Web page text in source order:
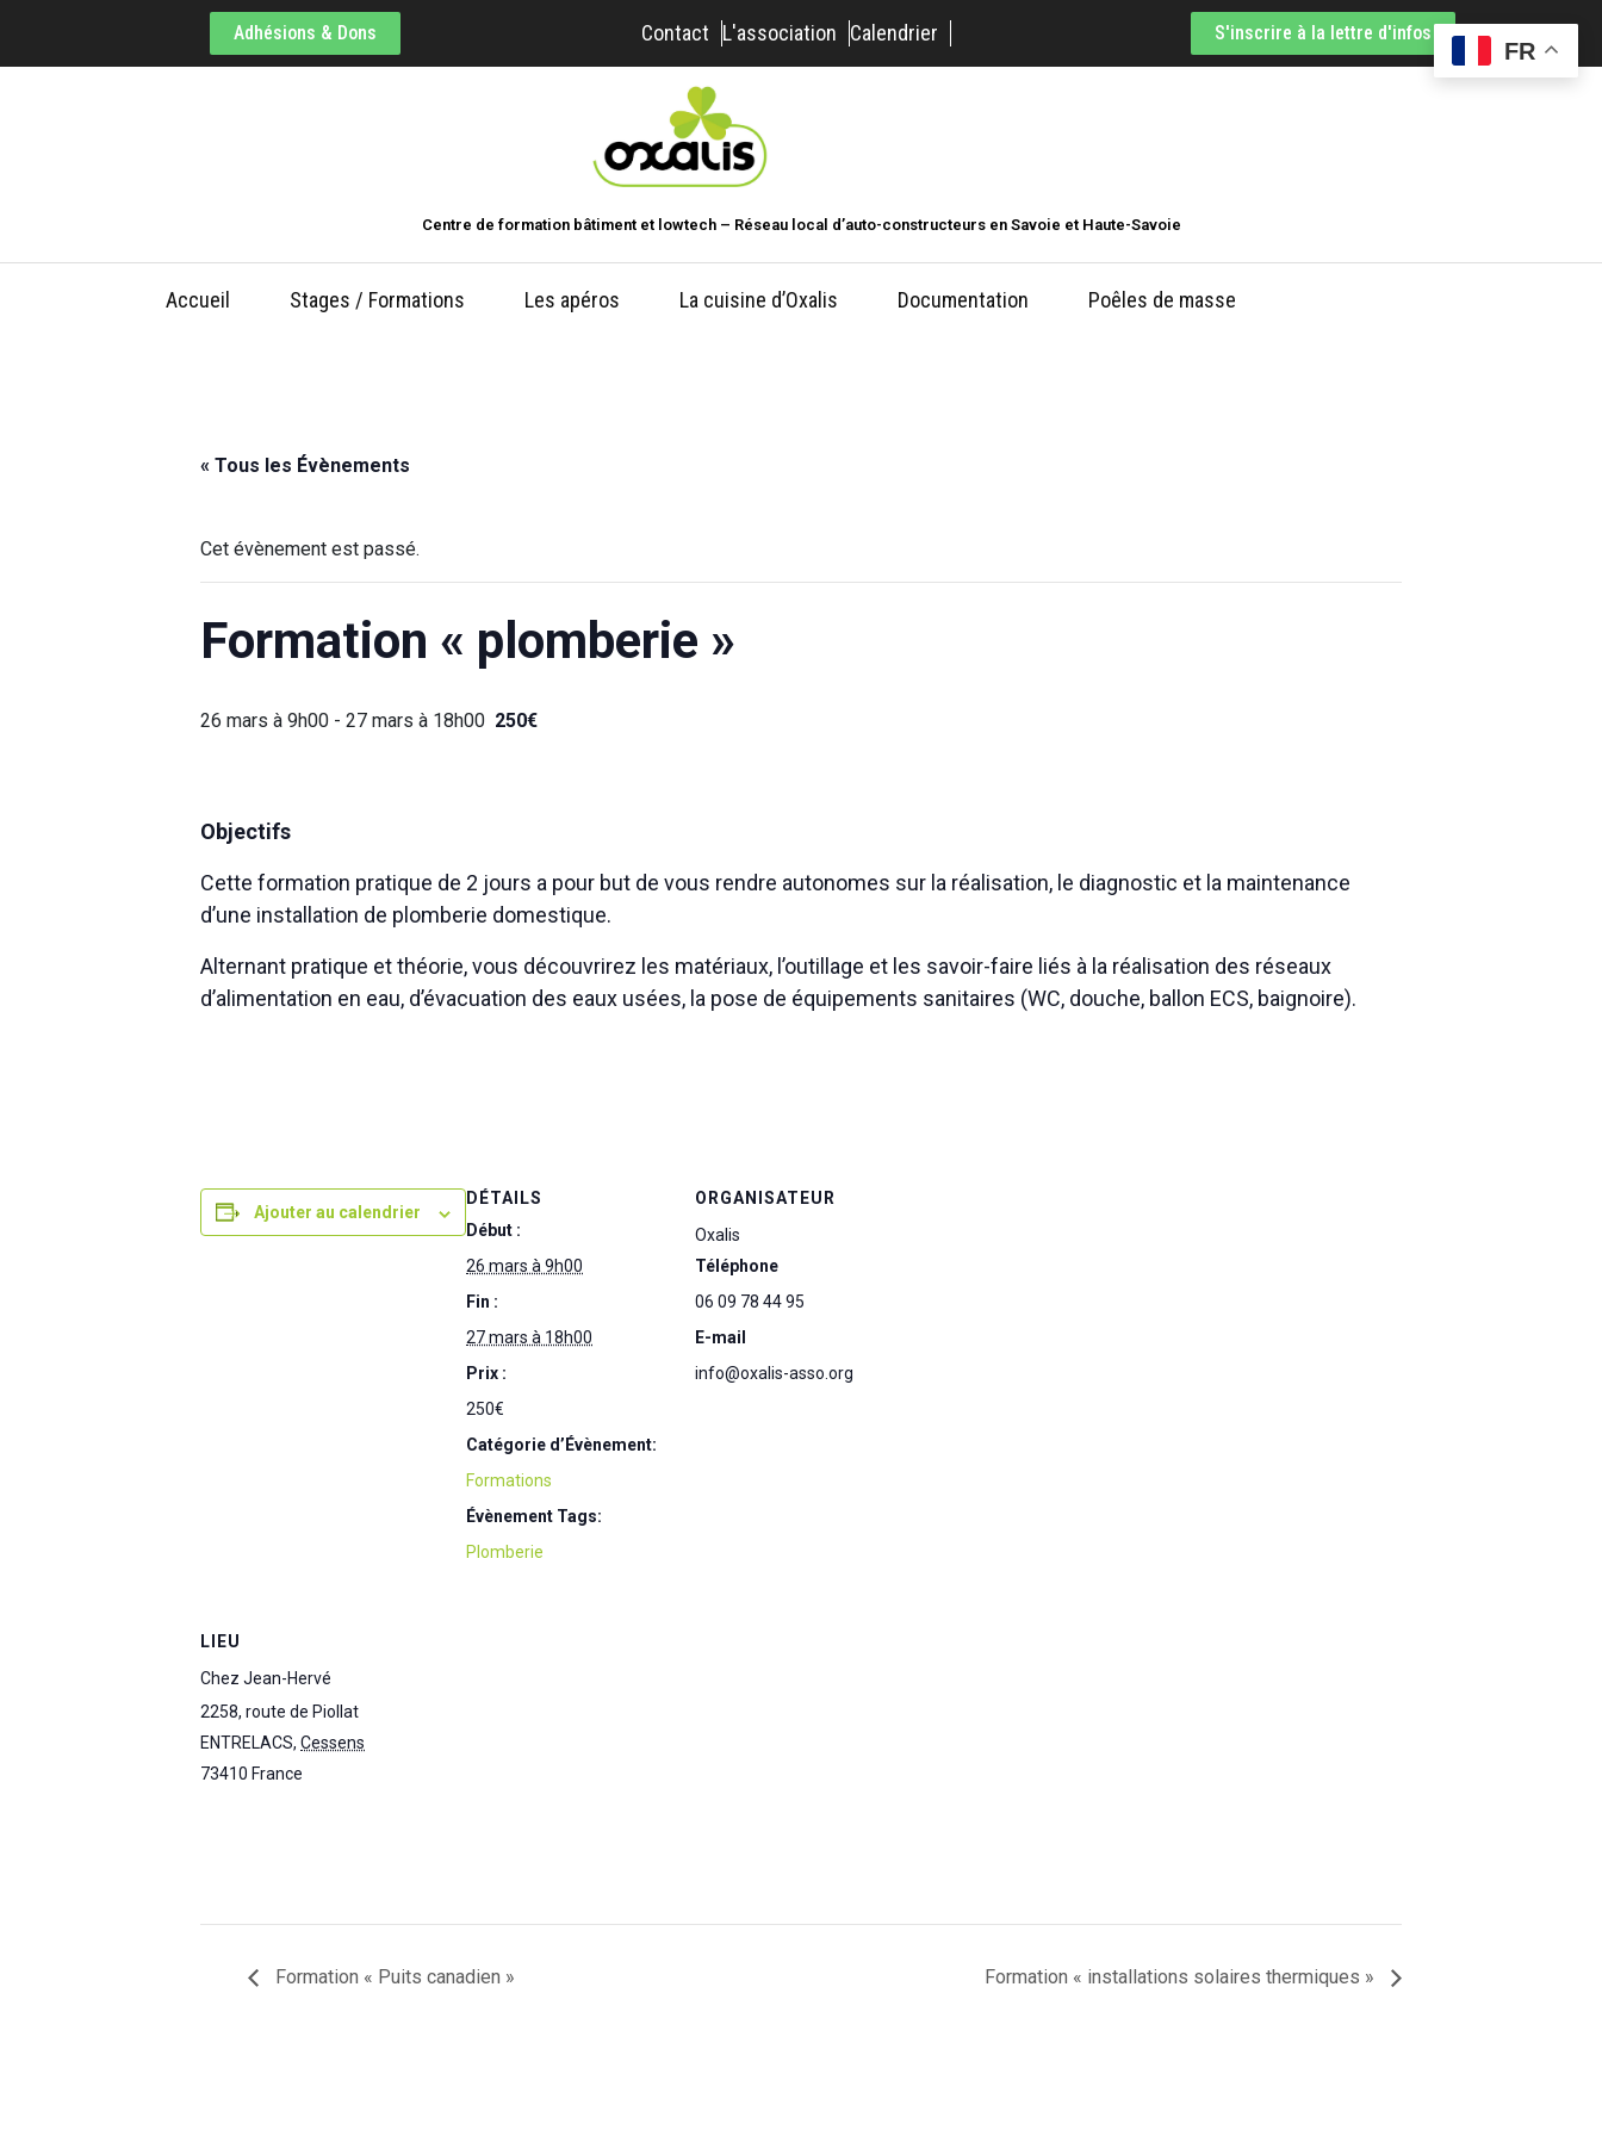
Adhésions & Dons Contact L'association Calendrier S'inscrire à la lettre d'infos
Centre de formation bâtiment et lowtech – Réseau local d’auto-constructeurs en Savoie et Haute-Savoie
Accueil Stages / Formations Les apéros La cuisine d’Oxalis Documentation Poêles de masse
« Tous les Évènements
Cet évènement est passé.
Formation « plomberie »
26 mars à 9h00 - 27 mars à 18h00 250€
Objectifs
Cette formation pratique de 2 jours a pour but de vous rendre autonomes sur la réalisation, le diagnostic et la maintenance
d’une installation de plomberie domestique.
Alternant pratique et théorie, vous découvrirez les matériaux, l’outillage et les savoir-faire liés à la réalisation des réseaux
d’alimentation en eau, d’évacuation des eaux usées, la pose de équipements sanitaires (WC, douche, ballon ECS, baignoire).
Ajouter au calendrier
DÉTAILS
Début :
26 mars à 9h00
Fin :
27 mars à 18h00
Prix :
250€
Catégorie d’Évènement:
Formations
Évènement Tags:
Plomberie
ORGANISATEUR
Oxalis
Téléphone
06 09 78 44 95
E-mail
info@oxalis-asso.org
LIEU
Chez Jean-Hervé
2258, route de Piollat
ENTRELACS, Cessens
73410 France
Formation « Puits canadien » Formation « installations solaires thermiques »
FR